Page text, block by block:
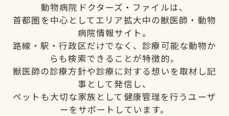
動物病院ドクターズ・ファイルは、
首都圏を中心としてエリア拡大中の獣医師・動物
病院情報サイト。
路線・駅・行政区だけでなく、診療可能な動物か
らも検索できることが特徴的。
獣医師の診療方針や診療に対する想いを取材し記
事として発信し、
ペットも大切な家族として健康管理を行うユーザ
ーをサポートしています。